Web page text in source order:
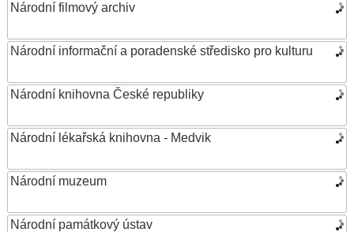
Národní filmový archiv
Národní informační a poradenské středisko pro kulturu
Národní knihovna České republiky
Národní lékařská knihovna - Medvik
Národní muzeum
Národní památkový ústav